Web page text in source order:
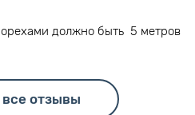
должно быть 5 метров
отзывы